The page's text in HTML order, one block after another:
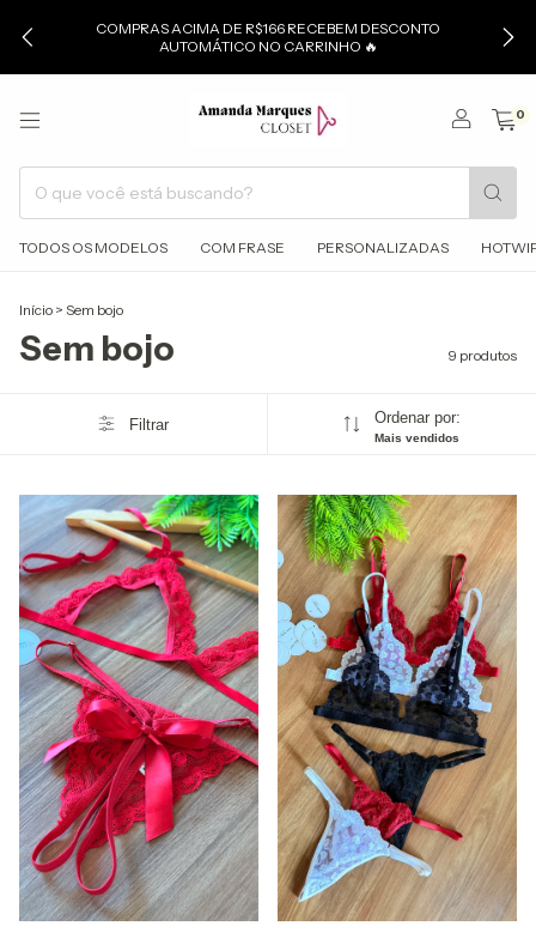
COMPRAS ACIMA DE R$166 RECEBEM DESCONTO
AUTOMÁTICO NO CARRINHO 🔥
0
TODOS OS MODELOS COM FRASE PERSONALIZADAS
Início > Sem bojo
Sem bojo 9 produtos
Filtrar Ordenar por:
Mais vendidos